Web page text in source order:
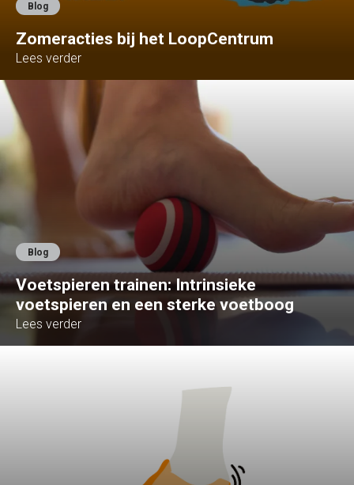
Blog
Zomeracties bij het LoopCentrum
Lees verder
Blog
Voetspieren trainen: Intrinsieke
voetspieren en een sterke voetboog
Lees verder